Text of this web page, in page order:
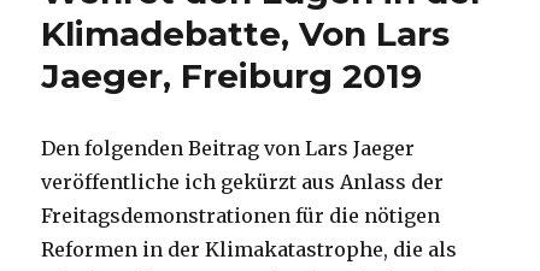
Klimadebatte, Von Lars
Jaeger, Freiburg 2019
Den folgenden Beitrag von Lars Jaeger
veröffentliche ich gekürzt aus Anlass der
Freitagsdemonstrationen für die nötigen
Reformen in der Klimakatastrophe, die als